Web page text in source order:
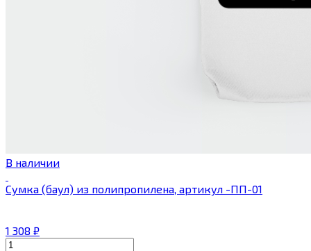
В наличии
Сумка (баул) из полипропилена, артикул -ПП-01
1 308 ₽